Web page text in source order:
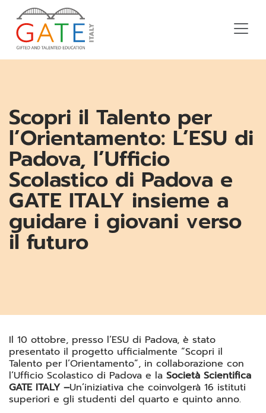
Scopri il Talento per
l’Orientamento: L’ESU di
Padova, l’Ufficio
Scolastico di Padova e
GATE ITALY insieme a
guidare i giovani verso
il futuro
Il 10 ottobre, presso l’ESU di Padova, è stato
presentato il progetto ufficialmente “Scopri il
Talento per l’Orientamento”, in collaborazione con
l’Ufficio Scolastico di Padova e la Società Scientifica
GATE ITALY –Un’iniziativa che coinvolgerà 16 istituti
superiori e gli studenti del quarto e quinto anno.